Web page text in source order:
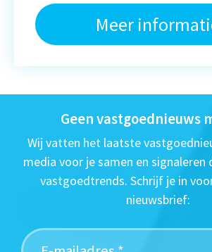
Meer
Geen vastgoednieuws
Wij vatten het laatste
media voor je samen en signaleren
vastgoedtrends. Schrijf je in
nieuwsbrief: